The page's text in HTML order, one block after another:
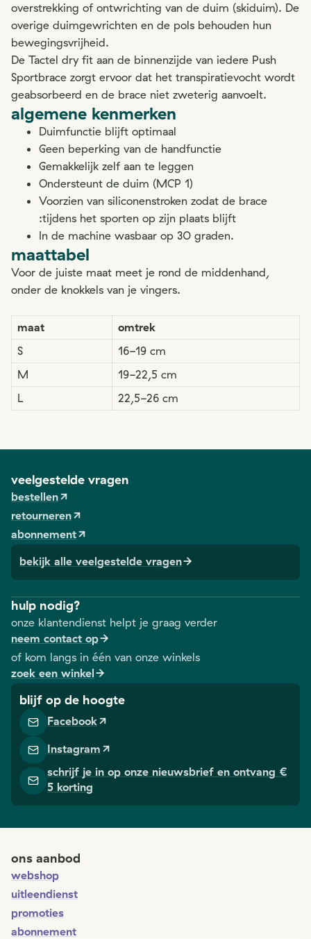
overstrekking of ontwrichting van de duim (skiduim). De
overige duimgewrichten en de pols behouden hun
bewegingsvrijheid.
De Tactel dry fit aan de binnenzijde van iedere Push
Sportbrace zorgt ervoor dat het transpiratievocht wordt
geabsorbeerd en de brace niet zweterig aanvoelt.
algemene kenmerken
Duimfunctie blijft optimaal
Geen beperking van de handfunctie
Gemakkelijk zelf aan te leggen
Ondersteunt de duim (MCP 1)
Voorzien van siliconenstroken zodat de brace
:tijdens het sporten op zijn plaats blijft
In de machine wasbaar op 30 graden.
maattabel
Voor de juiste maat meet je rond de middenhand,
onder de knokkels van je vingers.
maat
omtrek
S
16-19 cm
M
19-22,5 cm
L
22,5-26 cm
veelgestelde vragen
bestellen
retourneren
abonnement
bekijk alle veelgestelde vragen
hulp nodig?
onze klantendienst helpt je graag verder
neem contact op
of kom langs in één van onze winkels
zoek een winkel
blijf op de hoogte
Facebook
Instagram
schrijf je in op onze nieuwsbrief en ontvang €
5 korting
ons aanbod
webshop
uitleendienst
promoties
abonnement